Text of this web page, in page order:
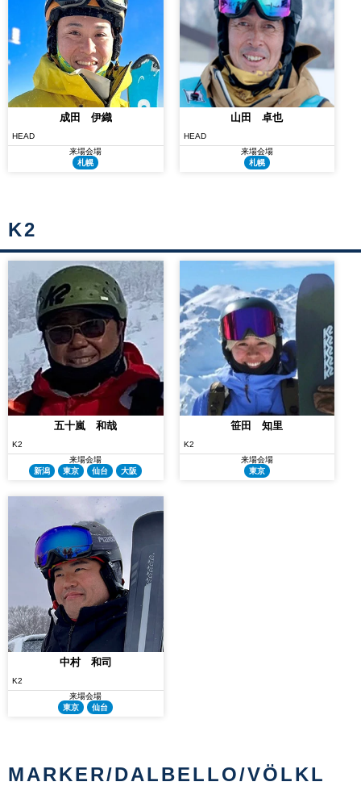
成田 伊織
HEAD
来場会場
札幌
山田 卓也
HEAD
来場会場
札幌
K2
五十嵐 和哉
K2
来場会場
新潟
東京 仙台 大阪
笹田 知里
K2
来場会場
東京
中村 和司
K2
来場会場
東京
仙台
MARKER/DALBELLO/VÖLKL